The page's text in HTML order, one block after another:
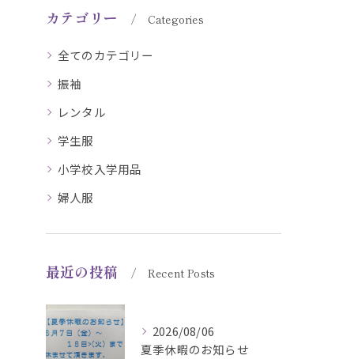
カテゴリー Categories
全てのカテゴリー
振袖
レンタル
学生服
小学校入学用品
婦人服
最近の投稿 Recent Posts
2026/08/06
夏季休暇のお知らせ